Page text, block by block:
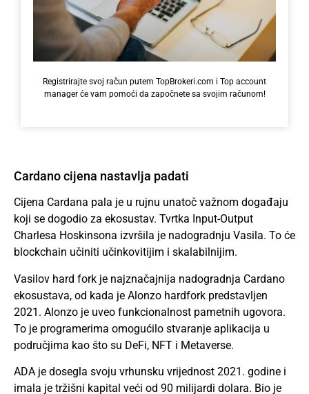
Registrirajte svoj račun putem TopBrokeri.com i Top account
manager će vam pomoći da započnete sa svojim računom!
Cardano cijena nastavlja padati
Cijena Cardana pala je u rujnu unatoč važnom događaju
koji se dogodio za ekosustav. Tvrtka Input-Output
Charlesa Hoskinsona izvršila je nadogradnju Vasila. To će
blockchain učiniti učinkovitijim i skalabilnijim.
Vasilov hard fork je najznačajnija nadogradnja Cardano
ekosustava, od kada je Alonzo hardfork predstavljen
2021. Alonzo je uveo funkcionalnost pametnih ugovora.
To je programerima omogućilo stvaranje aplikacija u
područjima kao što su DeFi, NFT i Metaverse.
ADA je dosegla svoju vrhunsku vrijednost 2021. godine i
imala je tržišni kapital veći od 90 milijardi dolara. Bio je